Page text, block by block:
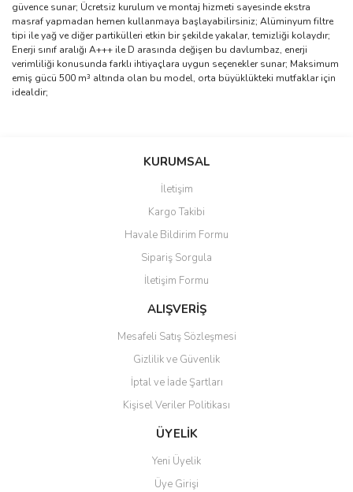
güvence sunar; Ücretsiz kurulum ve montaj hizmeti sayesinde ekstra
masraf yapmadan hemen kullanmaya başlayabilirsiniz; Alüminyum filtre
tipi ile yağ ve diğer partikülleri etkin bir şekilde yakalar, temizliği kolaydır;
Enerji sınıf aralığı A+++ ile D arasında değişen bu davlumbaz, enerji
verimliliği konusunda farklı ihtiyaçlara uygun seçenekler sunar; Maksimum
emiş gücü 500 m³ altında olan bu model, orta büyüklükteki mutfaklar için
idealdir;
Bu ürüne ilk yorumu siz yapın!
Ürün resmi kalitesiz, bozuk veya görüntülenemiyor.
Ürün açıklamasında eksik bilgiler bulunuyor.
Ürün bilgilerinde hatalar bulunuyor.
Ürün fiyatı diğer sitelerden daha pahalı.
Bu ürüne benzer farklı alternatifler olmalı.
Gönder
KURUMSAL
İletişim
Kargo Takibi
Havale Bildirim Formu
Sipariş Sorgula
İletişim Formu
ALIŞVERİŞ
Mesafeli Satış Sözleşmesi
Gizlilik ve Güvenlik
İptal ve İade Şartları
Kişisel Veriler Politikası
ÜYELİK
Yeni Üyelik
Üye Girişi